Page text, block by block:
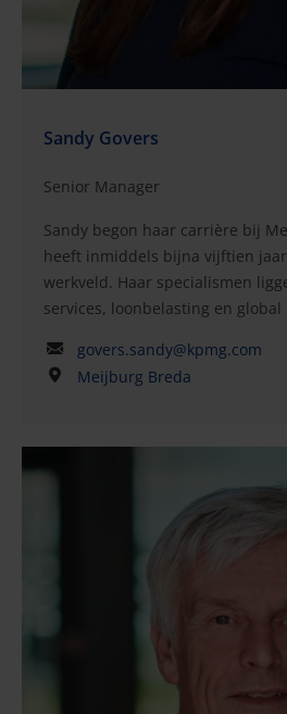
Sandy Govers
Senior Manager
Sandy begon haar carrière bij
heeft inmiddels bijna vijftien
werkveld. Haar specialismen
services, loonbelasting en
biedt ze advies over complexe
zekerheidsvraagstukken met
internationale bouwprojecten.
helpt Sandy bedrijven met hun
voor een breed scala aan
bekend om haar analytische
vermogen om theorie naar
Binnen Meijburg is zij trots op
govers.sandy@kpmg.com
Meijburg Breda